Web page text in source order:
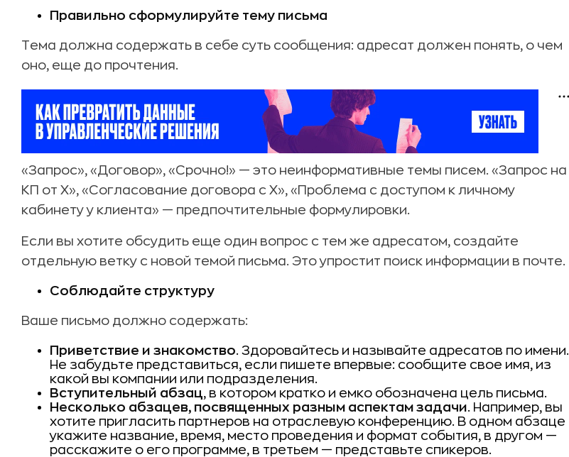
Правильно сформулируйте тему письма
Тема должна содержать в себе суть сообщения: адресат должен понять, о чем
оно, еще до прочтения.
«Запрос», «Договор», «Срочно!» — это неинформативные темы писем. «Запрос на
КП от X», «Согласование договора с X», «Проблема с доступом к личному
кабинету у клиента» — предпочтительные формулировки.
Если вы хотите обсудить еще один вопрос с тем же адресатом, создайте
отдельную ветку с новой темой письма. Это упростит поиск информации в почте.
Соблюдайте структуру
Ваше письмо должно содержать:
Приветствие и знакомство. Здоровайтесь и называйте адресатов по имени.
Не забудьте представиться, если пишете впервые: сообщите свое имя, из
какой вы компании или подразделения.
Вступительный абзац, в котором кратко и емко обозначена цель письма.
Несколько абзацев, посвященных разным аспектам задачи. Например, вы
хотите пригласить партнеров на отраслевую конференцию. В одном абзаце
укажите название, время, место проведения и формат события, в другом —
расскажите о его программе, в третьем — представьте спикеров.